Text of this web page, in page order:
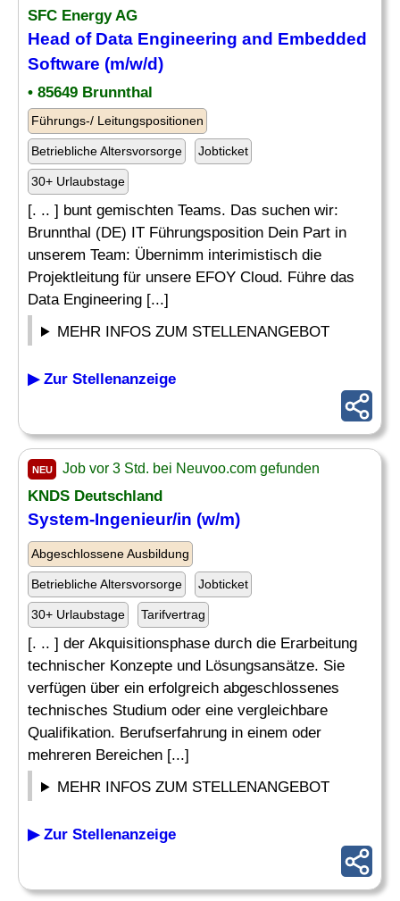
SFC Energy AG
Head of Data Engineering and Embedded
Software (m/w/d)
• 85649 Brunnthal
Führungs-/ Leitungspositionen
Betriebliche Altersvorsorge Jobticket
30+ Urlaubstage
[. .. ] bunt gemischten Teams. Das suchen wir:
Brunnthal (DE) IT Führungsposition Dein Part in
unserem Team: Übernimm interimistisch die
Projektleitung für unsere EFOY Cloud. Führe das
Data Engineering [...]
MEHR INFOS ZUM STELLENANGEBOT
▶ Zur Stellenanzeige
NEU Job vor 3 Std. bei Neuvoo.com gefunden
KNDS Deutschland
System-Ingenieur/in (w/m)
Abgeschlossene Ausbildung
Betriebliche Altersvorsorge Jobticket
30+ Urlaubstage Tarifvertrag
[. .. ] der Akquisitionsphase durch die Erarbeitung
technischer Konzepte und Lösungsansätze. Sie
verfügen über ein erfolgreich abgeschlossenes
technisches Studium oder eine vergleichbare
Qualifikation. Berufserfahrung in einem oder
mehreren Bereichen [...]
MEHR INFOS ZUM STELLENANGEBOT
▶ Zur Stellenanzeige